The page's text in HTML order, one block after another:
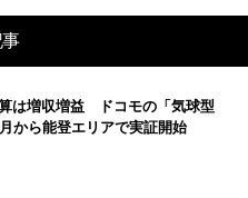
は増収増益 ドコモの「気球型
から能登エリアで実証開始